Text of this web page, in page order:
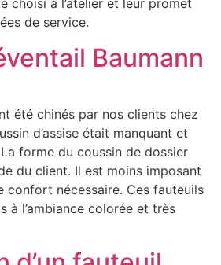
choisi à l’atelier et leur promet
de service.
Baumann
été chinés par nos clients chez
d’assise était manquant et
forme du coussin de dossier
du client. Il est moins imposant
confort nécessaire. Ces fauteuils
à l’ambiance colorée et très